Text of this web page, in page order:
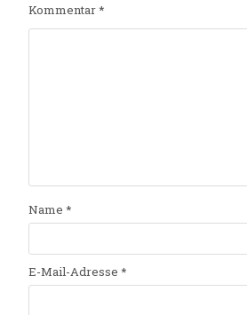
Kommentar*
Name *
E-Mail-Adresse *